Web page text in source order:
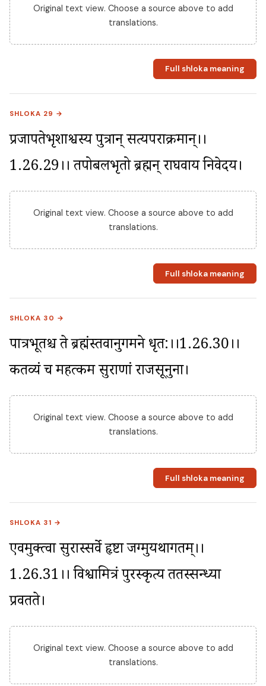
Original text view. Choose a source above to add
translations.
Full shloka meaning
SHLOKA 29 →
प्रजापतेर्भृशाश्वस्य पुत्रान् सत्यपराक्रमान्।।
1.26.29।। तपोबलभृतो ब्रह्मन् राघवाय निवेदय।
Original text view. Choose a source above to add
translations.
Full shloka meaning
SHLOKA 30 →
पात्रभूतश्च ते ब्रह्मंस्तवानुगमने धृत:।।1.26.30।।
कर्तव्यं च महत्कर्म सुराणां राजसूनुना।
Original text view. Choose a source above to add
translations.
Full shloka meaning
SHLOKA 31 →
एवमुक्त्वा सुरास्सर्वे हृष्टा जग्मुर्यथागतम्।।
1.26.31।। विश्वामित्रं पुरस्कृत्य ततस्सन्ध्या
प्रवर्तते।
Original text view. Choose a source above to add
translations.